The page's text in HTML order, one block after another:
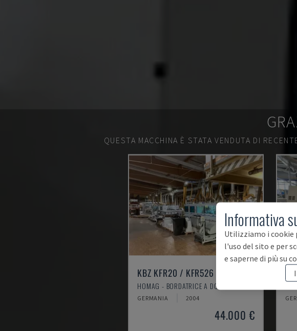
QUESTA MACCHINA È STATA VENDUTA DI
KBZ KFR20 / KFR526
HOMAG - BORDATRICE A DOPPIA FACCIA
GERMANIA 2004
44.000 €
Informativa
Utilizziamo i cookie
l'uso del sito e per
e saperne di più su